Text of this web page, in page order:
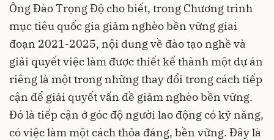
Ông Đào Trọng Độ cho biết, trong Chương trình
mục tiêu quốc gia giảm nghèo bền vững giai
đoạn 2021-2025, nội dung về đào tạo nghề và
giải quyết việc làm được thiết kế thành một dự án
riêng là một trong những thay đổi trong cách tiếp
cận để giải quyết vấn đề giảm nghèo bền vững.
Đó là tiếp cận ở góc độ người lao động có kỹ năng,
có việc làm một cách thỏa đáng, bền vững. Đây là